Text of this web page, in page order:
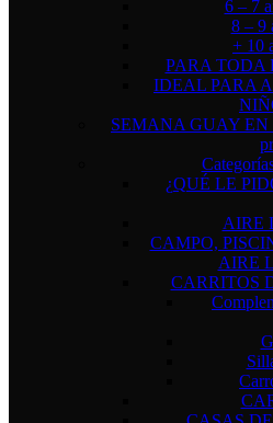
6 – 7
8 – 9
+ 10
PARA TODA
IDEAL PARA
SEMANA GUAY EN
¿QUÉ LE
AIRE
CAMPO,
AIRE
CARRITOS